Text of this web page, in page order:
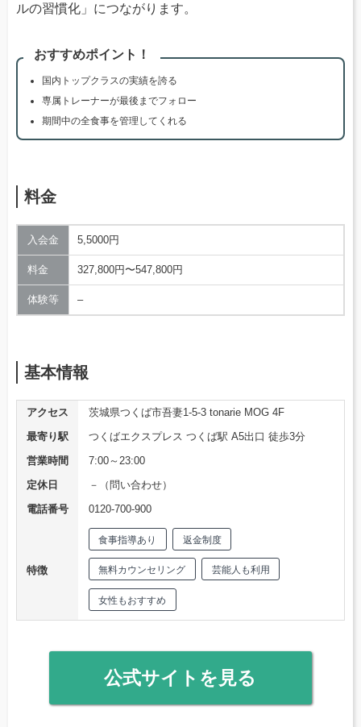
ルの習慣化」につながります。
おすすめポイント！
国内トップクラスの実績を誇る
専属トレーナーが最後までフォロー
期間中の全食事を管理してくれる
料金
入会金 5,5000円
料金 327,800円〜547,800円
体験等 –
基本情報
アクセス
茨城県つくば市吾妻1-5-3 tonarie MOG 4F
最寄り駅
つくばエクスプレス つくば駅 A5出口 徒歩3分
営業時間
7:00～23:00
定休日
－（問い合わせ）
電話番号
0120-700-900
特徴
食事指導あり 返金制度
無料カウンセリング 芸能人も利用
女性もおすすめ
公式サイトを見る